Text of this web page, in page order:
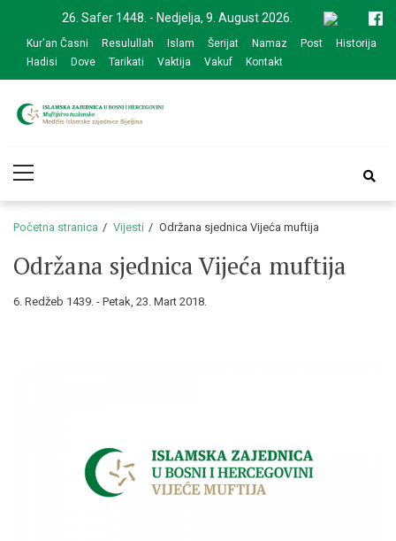
navigation
content
26. Safer 1448. - Nedjelja, 9. August 2026.
Kur'an Časni Resulullah Islam Šerijat Namaz Post
Historija
Hadisi
Dove Tarikati Vaktija Vakuf Kontakt
zajednice Bijeljina
Menu
Početna stranica Vijesti Održana sjednica Vijeća muftija
Održana sjednica Vijeća muftija
6. Redžeb 1439. - Petak, 23. Mart 2018.